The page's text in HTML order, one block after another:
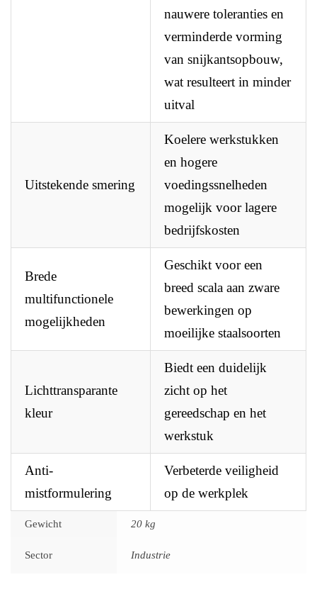
nauwere toleranties en
verminderde vorming
van snijkantsopbouw,
wat resulteert in minder
uitval
Uitstekende smering
Koelere werkstukken
en hogere
voedingssnelheden
mogelijk voor lagere
bedrijfskosten
Brede
multifunctionele
mogelijkheden
Geschikt voor een
breed scala aan zware
bewerkingen op
moeilijke staalsoorten
Lichttransparante
kleur
Biedt een duidelijk
zicht op het
gereedschap en het
werkstuk
Anti-
mistformulering
Verbeterde veiligheid
op de werkplek
Gewicht 20 kg
Sector Industrie